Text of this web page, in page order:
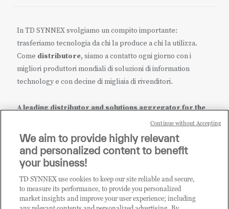
In TD SYNNEX svolgiamo un compito importante:
trasferiamo tecnologia da chi la produce a chi la utilizza.
Come distributore, siamo a contatto ogni giorno con i
migliori produttori mondiali di soluzioni di information
technology e con decine di migliaia di rivenditori.
A leading distributor and solutions aggregator for the
it.tdsynnex.com eu.tdsynnex.com| tdsynnex.com
CATEGORIE
We aim to provide highly relevant
and personalized content to benefit
your business!
TD SYNNEX use cookies to keep our site reliable and secure,
to measure its performance, to provide you personalized
market insights and improve your user experience; including
Continue without Accepting